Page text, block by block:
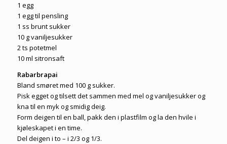
1 egg
1 egg til pensling
1 ss brunt sukker
10 g vaniljesukker
2 ts potetmel
10 ml sitronsaft
Rabarbrapai
Bland smøret med 100 g sukker.
Pisk egget og tilsett det sammen med mel og vaniljesukker og
kna til en myk og smidig deig.
Form deigen til en ball, pakk den i plastfilm og la den hvile i
kjøleskapet i en time.
Del deigen i to – i 2/3 og 1/3.